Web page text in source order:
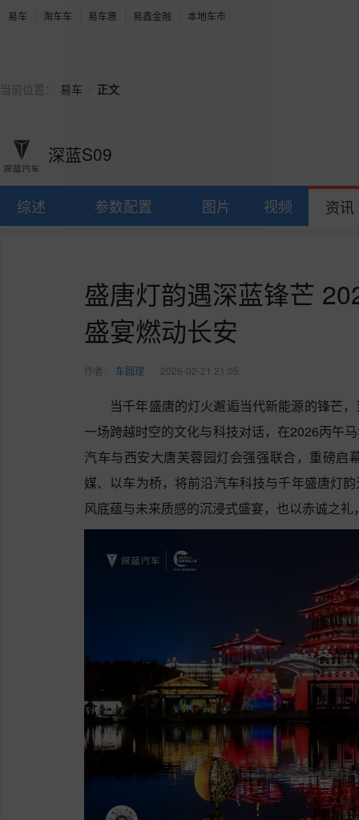
易车 淘车车 易车惠 易鑫金融 本地车市
当前位置： 易车 正文
深蓝S09
综述 参数配置 图片 视频 资讯
盛唐灯韵遇深蓝锋芒
盛宴燃动长安
作者： 车圆理 2026-02-21 21:05
当千年盛唐的灯火邂逅当代新能源的锋芒
一场跨越时空的文化与科技对话，在2026丙午
汽车与西安大唐芙蓉园灯会强强联合，重磅启
媒、以车为桥，将前沿汽车科技与千年盛唐灯
风底蕴与未来质感的沉浸式盛宴，也以赤诚之